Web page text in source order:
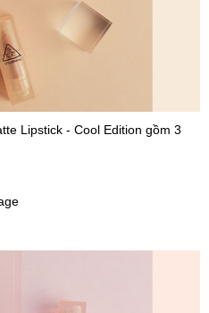
Lipstick - Cool Edition gồm 3